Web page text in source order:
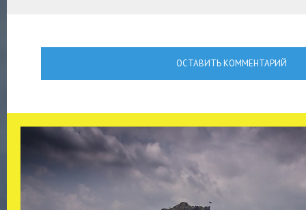
ОСТАВИТЬ КОММЕНТАРИЙ